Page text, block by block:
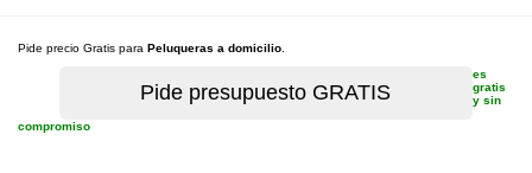
Pide precio Gratis para Peluqueras a domicilio
es
gratis
y sin
compromiso